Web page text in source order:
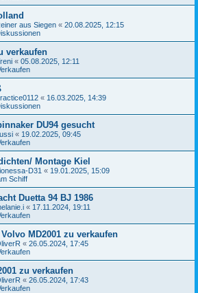
aus Siegen « 20.08.2025, 12:15
verkaufen
« 05.08.2025, 12:11
« 16.03.2025, 14:39
DU94 gesucht
« 19.02.2025, 09:45
Montage Kiel
D31 « 19.01.2025, 15:09
Schiff
Duetta 94 BJ 1986
« 17.11.2024, 19:11
MD2001 zu verkaufen
« 26.05.2024, 17:45
zu verkaufen
« 26.05.2024, 17:43